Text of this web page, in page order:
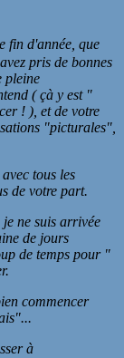
fin d'année, que
avez pris de bonnes
pleine
( çà y est "
! ), et de votre
"picturales",
tous les
de votre part.
ne suis arrivée
de jours
de temps pour "
commencer
à